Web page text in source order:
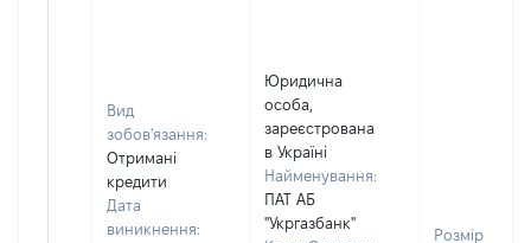
Вид
зобов'язання:
Отримані
кредити
Дата
виникнення:
Юридична
особа,
зареєстрована
в Україні
Найменування:
ПАТ АБ
"Укргазбанк"
Розмір: